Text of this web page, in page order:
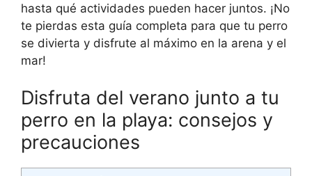
hasta qué actividades pueden hacer juntos. ¡No
te pierdas esta guía completa para que tu perro
se divierta y disfrute al máximo en la arena y el
mar!
Disfruta del verano junto a tu
perro en la playa: consejos y
precauciones